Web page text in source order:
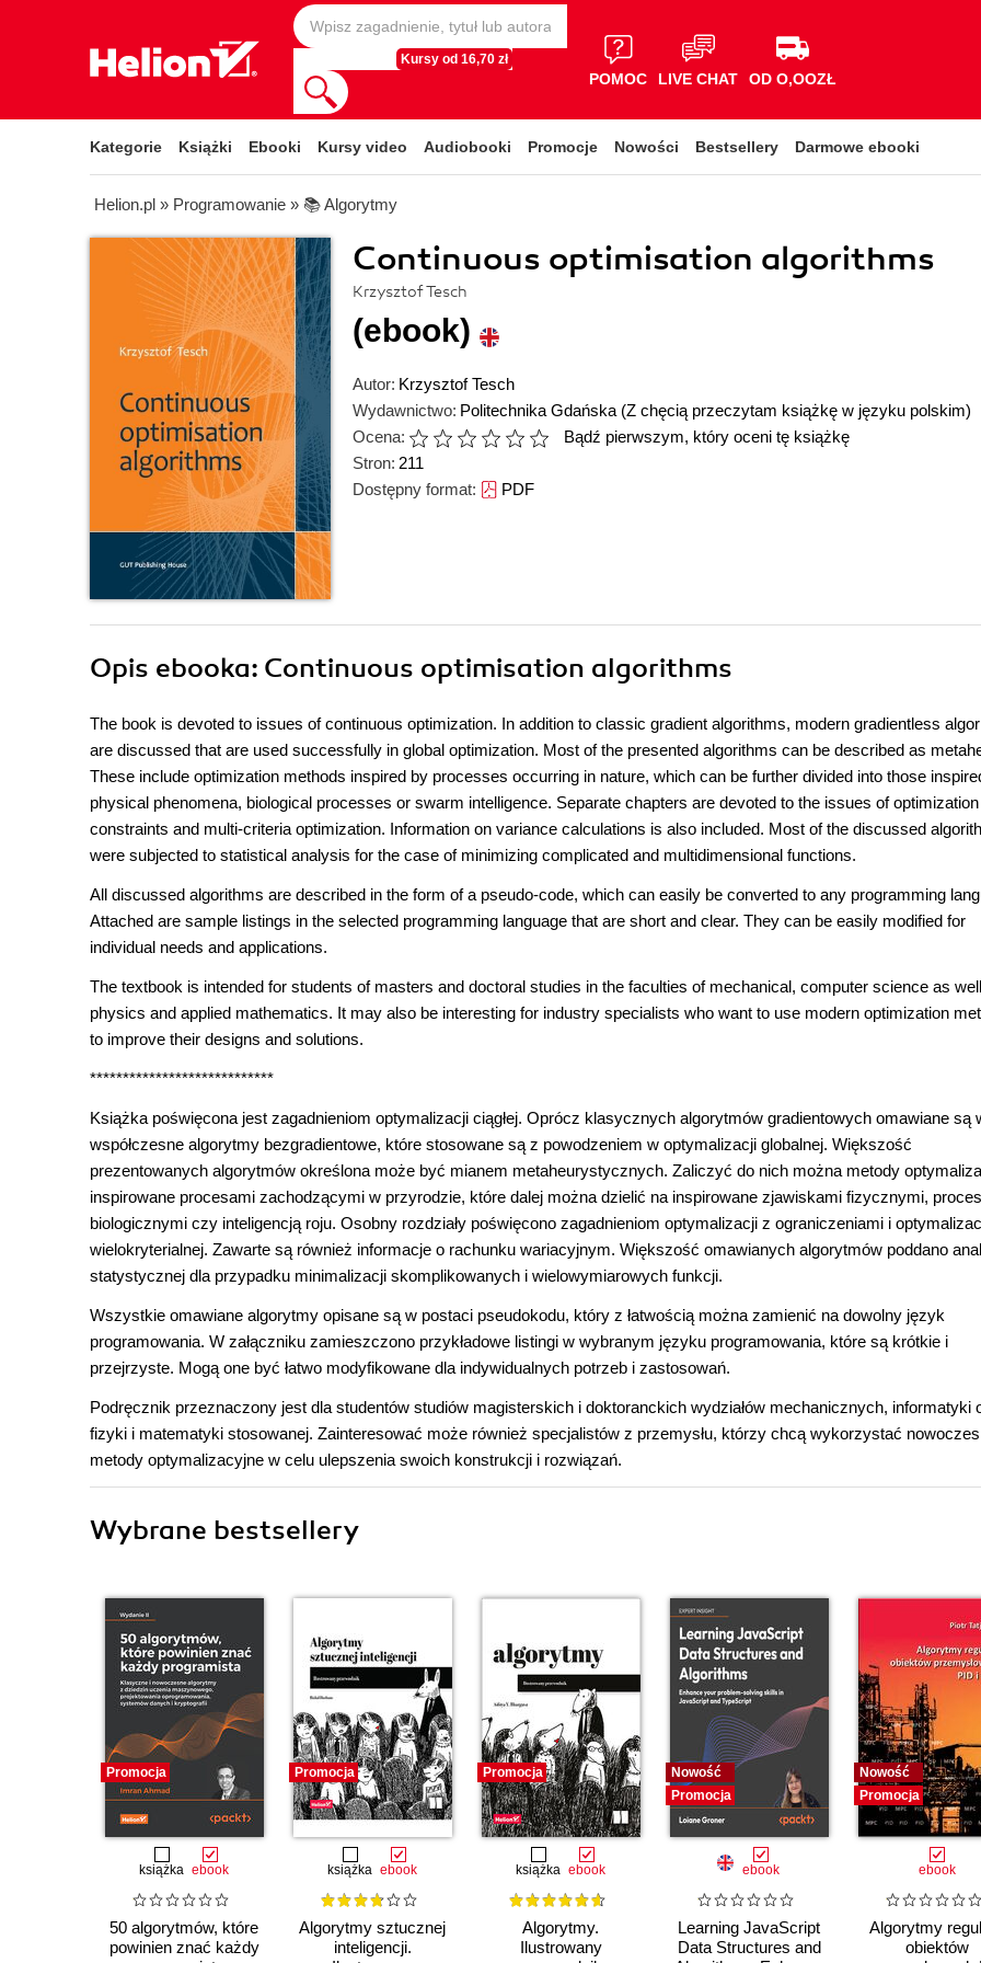
Kursy od 16,70 zł
POMOC LIVE CHAT OD O,OOZŁ
Kategorie Książki Ebooki Kursy video Audiobooki Promocje Nowości Bestsellery Darmowe ebooki
Helion.pl » Programowanie » 📚 Algorytmy
Continuous optimisation algorithms
Krzysztof Tesch
(ebook)
Autor: Krzysztof Tesch
Wydawnictwo: Politechnika Gdańska (Z chęcią przeczytam książkę w języku polskim)
Ocena:
Bądź pierwszym, który oceni tę książkę
Stron: 211
Dostępny format: PDF
Opis ebooka: Continuous optimisation algorithms
The book is devoted to issues of continuous optimization. In addition to classic gradient algorithms, modern gradientless
are discussed that are used successfully in global optimization. Most of the presented algorithms can be described as
These include optimization methods inspired by processes occurring in nature, which can be further divided into those
physical phenomena, biological processes or swarm intelligence. Separate chapters are devoted to the issues of
constraints and multi-criteria optimization. Information on variance calculations is also included. Most of the discussed
were subjected to statistical analysis for the case of minimizing complicated and multidimensional functions.
All discussed algorithms are described in the form of a pseudo-code, which can easily be converted to any programming
Attached are sample listings in the selected programming language that are short and clear. They can be easily modified for
individual needs and applications.
The textbook is intended for students of masters and doctoral studies in the faculties of mechanical, computer science as
physics and applied mathematics. It may also be interesting for industry specialists who want to use modern optimization
to improve their designs and solutions.
****************************
Książka poświęcona jest zagadnieniom optymalizacji ciągłej. Oprócz klasycznych algorytmów gradientowych omawiane są
współczesne algorytmy bezgradientowe, które stosowane są z powodzeniem w optymalizacji globalnej. Większość
prezentowanych algorytmów określona może być mianem metaheurystycznych. Zaliczyć do nich można metody
inspirowane procesami zachodzącymi w przyrodzie, które dalej można dzielić na inspirowane zjawiskami fizycznymi,
biologicznymi czy inteligencją roju. Osobny rozdziały poświęcono zagadnieniom optymalizacji z ograniczeniami i
wielokryterialnej. Zawarte są również informacje o rachunku wariacyjnym. Większość omawianych algorytmów poddano
statystycznej dla przypadku minimalizacji skomplikowanych i wielowymiarowych funkcji.
Wszystkie omawiane algorytmy opisane są w postaci pseudokodu, który z łatwością można zamienić na dowolny język
programowania. W załączniku zamieszczono przykładowe listingi w wybranym języku programowania, które są krótkie i
przejrzyste. Mogą one być łatwo modyfikowane dla indywidualnych potrzeb i zastosowań.
Podręcznik przeznaczony jest dla studentów studiów magisterskich i doktoranckich wydziałów mechanicznych, informatyki
fizyki i matematyki stosowanej. Zainteresować może również specjalistów z przemysłu, którzy chcą wykorzystać
metody optymalizacyjne w celu ulepszenia swoich konstrukcji i rozwiązań.
Wybrane bestsellery
Promocja
książka ebook
50 algorytmów, które
powinien znać każdy
Promocja
książka ebook
Algorytmy sztucznej
inteligencji.
Promocja
książka ebook
Algorytmy.
Ilustrowany
Nowość
Promocja
ebook
Learning JavaScript
Data Structures and
Nowość
Promocja
ebook
Algorytmy
obiektów